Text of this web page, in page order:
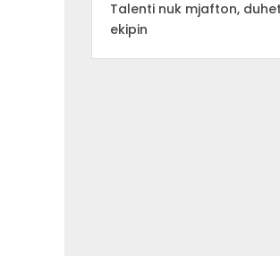
Talenti nuk mjafton,
ekipin